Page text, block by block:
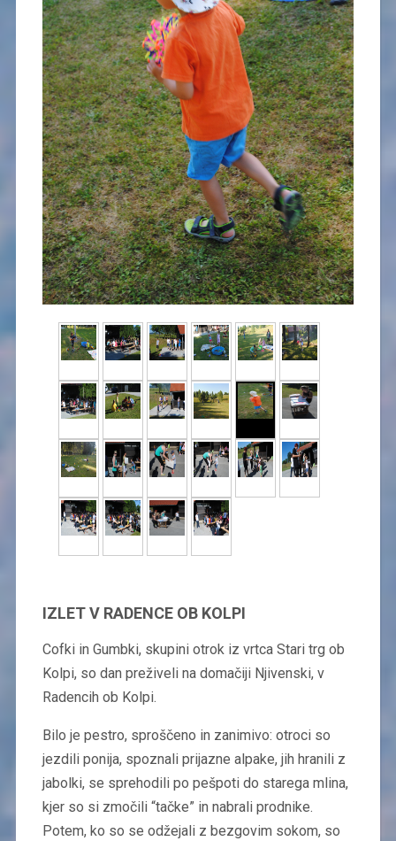
IZLET V RADENCE OB KOLPI
Cofki in Gumbki, skupini otrok iz vrtca Stari trg ob
Kolpi, so dan preživeli na domačiji Njivenski, v
Radencih ob Kolpi.
Bilo je pestro, sproščeno in zanimivo: otroci so
jezdili ponija, spoznali prijazne alpake, jih hranili z
jabolki, se sprehodili po pešpoti do starega mlina,
kjer so si zmočili “tačke” in nabrali prodnike.
Potem, ko so se odžejali z bezgovim sokom, so